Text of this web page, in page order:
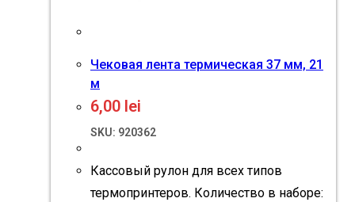
Чековая лента термическая 37 мм, 21
м
6,00 lei
SKU: 920362
Кассовый рулон для всех типов
термопринтеров. Количество в наборе: